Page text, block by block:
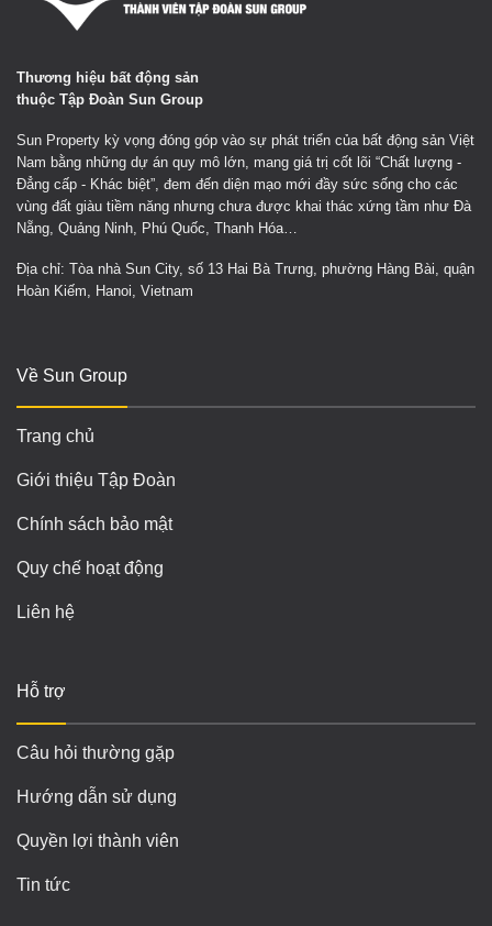
Thương hiệu bất động sản
thuộc Tập Đoàn Sun Group
Sun Property kỳ vọng đóng góp vào sự phát triển của bất động sản Việt
Nam bằng những dự án quy mô lớn, mang giá trị cốt lõi “Chất lượng -
Đẳng cấp - Khác biệt”, đem đến diện mạo mới đầy sức sống cho các
vùng đất giàu tiềm năng nhưng chưa được khai thác xứng tầm như Đà
Nẵng, Quảng Ninh, Phú Quốc, Thanh Hóa…
Địa chỉ: Tòa nhà Sun City, số 13 Hai Bà Trưng, phường Hàng Bài, quận
Hoàn Kiếm, Hanoi, Vietnam
Về Sun Group
Trang chủ
Giới thiệu Tập Đoàn
Chính sách bảo mật
Quy chế hoạt động
Liên hệ
Hỗ trợ
Câu hỏi thường gặp
Hướng dẫn sử dụng
Quyền lợi thành viên
Tin tức